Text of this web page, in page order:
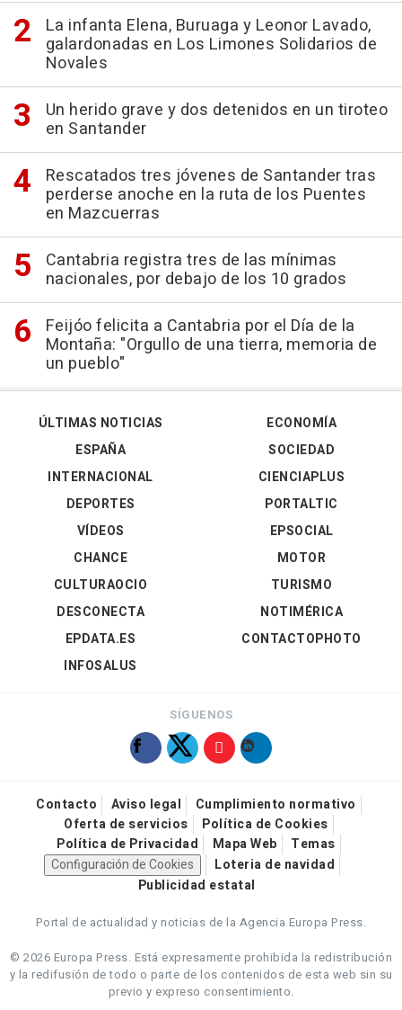
La infanta Elena, Buruaga y Leonor Lavado,
galardonadas en Los Limones Solidarios de
Novales
Un herido grave y dos detenidos en un tiroteo
en Santander
Rescatados tres jóvenes de Santander tras
perderse anoche en la ruta de los Puentes
en Mazcuerras
Cantabria registra tres de las mínimas
nacionales, por debajo de los 10 grados
Feijóo felicita a Cantabria por el Día de la
Montaña: "Orgullo de una tierra, memoria de
un pueblo"
ÚLTIMAS NOTICIAS
ESPAÑA
INTERNACIONAL
DEPORTES
VÍDEOS
ECONOMÍA
SOCIEDAD
CIENCIAPLUS
PORTALTIC
EPSOCIAL
CHANCE
CULTURAOCIO
DESCONECTA
EPDATA.ES
INFOSALUS
MOTOR
TURISMO
NOTIMÉRICA
CONTACTOPHOTO
SÍGUENOS
Contacto Aviso legal
Cumplimiento normativo
Oferta de servicios
Política de Cookies
Política de Privacidad
Mapa Web
Temas
Configuración de Cookies
Loteria de navidad
Publicidad estatal
Portal de actualidad y noticias de la Agencia Europa Press.
© 2026 Europa Press. Está expresamente prohibida la redistribución
y la redifusión de todo o parte de los contenidos de esta web sin su
previo y expreso consentimiento.